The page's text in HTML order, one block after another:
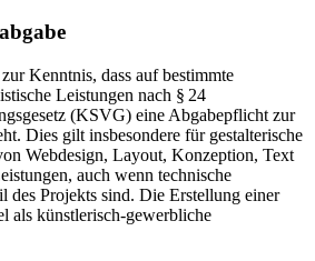
Kenntnis, dass auf bestimmte
Leistungen nach § 24
(KSVG) eine Abgabepflicht zur
Dies gilt insbesondere für gestalterische
Webdesign, Layout, Konzeption, Text
auch wenn technische
des Projekts sind. Die Erstellung einer
als künstlerisch-gewerbliche